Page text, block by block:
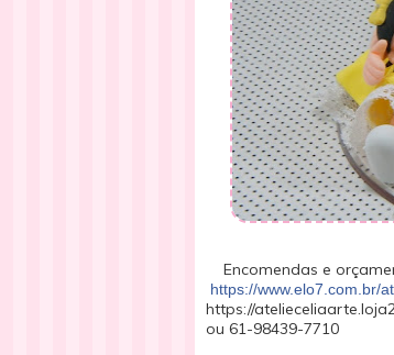
Encomendas e
https://www.elo7.com.br/
https://
ou 61-98439-7710